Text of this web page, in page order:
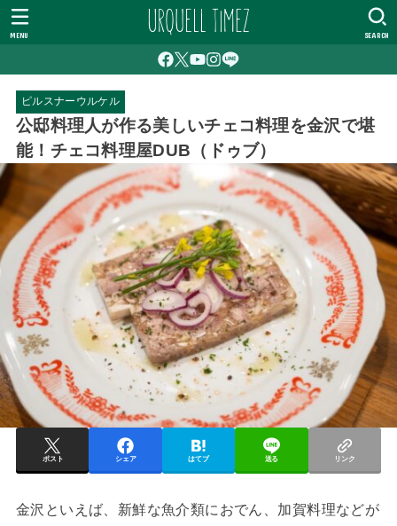
SEARCH
MENU
ピルスナーウルケル
公邸料理人が作る美しいチェコ料理を金沢で堪
能！チェコ料理屋DUB（ドゥブ）
ポスト シェア はてブ 送る リンク
金沢といえば、新鮮な魚介類におでん、加賀料理などが